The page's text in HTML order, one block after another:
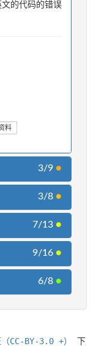
的代码的错误
料
3/9 ●
3/8 ●
7/13 ●
9/16 ●
6/8 ●
CC-BY-3.0 +） 下